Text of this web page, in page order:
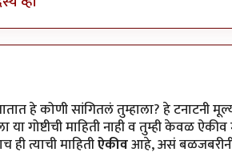
तेbyश्रीगुरुजी
हे कोणी सांगितलं तुम्हाला? हे
गोष्टीची माहिती नाही व तुम्ही केवळ
ही त्याची माहितीऐकीवआहे, असं